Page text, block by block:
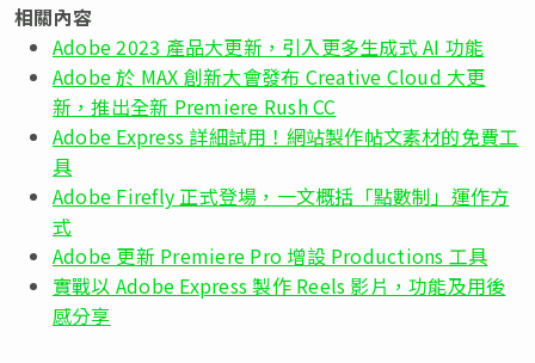
相關內容
Adobe 2023 產品大更新，引入更多生成式 AI 功能
Adobe 於 MAX 創新大會發布 Creative Cloud 大更
新，推出全新 Premiere Rush CC
Adobe Express 詳細試用！網站製作帖文素材的免費工
具
Adobe Firefly 正式登場，一文概括「點數制」運作方
式
Adobe 更新 Premiere Pro 增設 Productions 工具
實戰以 Adobe Express 製作 Reels 影片，功能及用後
感分享